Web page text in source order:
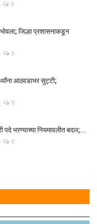
0
जिल्हा प्रशासनाकडून
0
आठवडाभर सुट्टी;
0
पदे भरण्याच्या नियमावलीत बदल;...
0